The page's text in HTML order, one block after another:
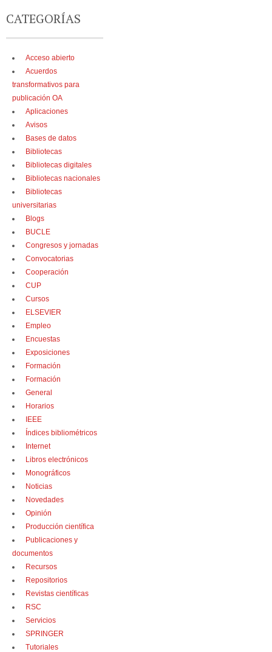
CATEGORÍAS
Acceso abierto
Acuerdos
transformativos para
publicación OA
Aplicaciones
Avisos
Bases de datos
Bibliotecas
Bibliotecas digitales
Bibliotecas nacionales
Bibliotecas
universitarias
Blogs
BUCLE
Congresos y jornadas
Convocatorias
Cooperación
CUP
Cursos
ELSEVIER
Empleo
Encuestas
Exposiciones
Formación
Formación
General
Horarios
IEEE
Índices bibliométricos
Internet
Libros electrónicos
Monográficos
Noticias
Novedades
Opinión
Producción científica
Publicaciones y
documentos
Recursos
Repositorios
Revistas científicas
RSC
Servicios
SPRINGER
Tutoriales